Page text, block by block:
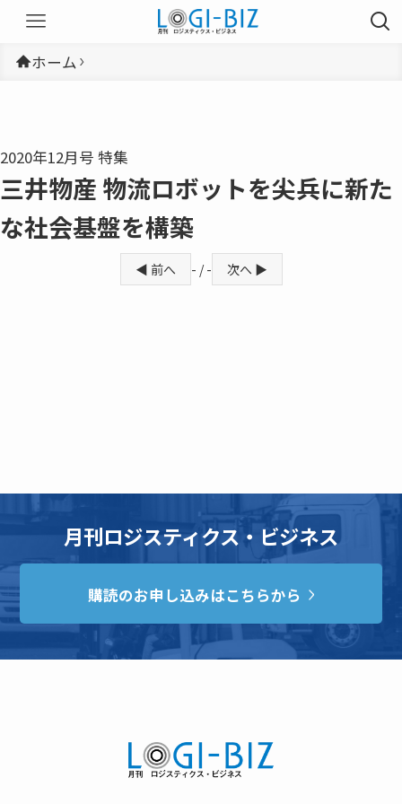
ホーム
2020年12月号 特集
三井物産 物流ロボットを尖兵に新た
な社会基盤を構築
◀ 前へ - / - 次へ ▶
月刊ロジスティクス・ビジネス
購読のお申し込みはこちらから